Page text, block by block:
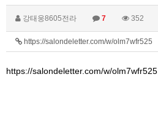
강태웅8605전라 7 352
https://salondeletter.com/w/olm7wfr525
https://salondeletter.com/w/olm7wfr525